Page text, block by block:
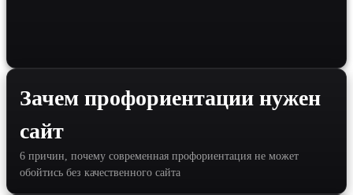
Зачем профориентации нужен
сайт
6 причин, почему современная профориентация не может
обойтись без качественного сайта